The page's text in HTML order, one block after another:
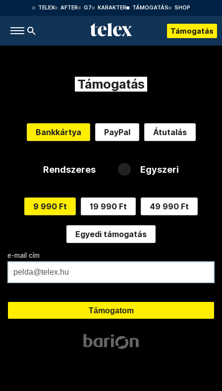
TELEX AFTER G7 KARAKTER TÁMOGATÁS SHOP
Támogatás
Támogatás
Bankkártya PayPal Átutalás
Rendszeres Egyszeri
9 990 Ft 19 990 Ft 49 990 Ft
Egyedi támogatás
e-mail cím